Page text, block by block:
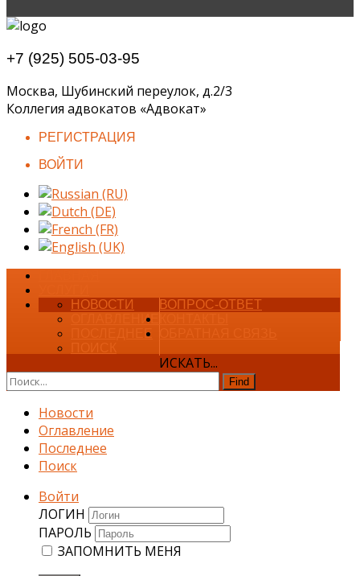
+7 (925) 505-03-95
Москва, Шубинский переулок, д.2/3
Коллегия адвокатов «Адвокат»
РЕГИСТРАЦИЯ
ВОЙТИ
ВОПРОС-ОТВЕТ
НОВОСТИ
ОГЛАВЛЕНИЕ
ПОСЛЕДНЕЕ
ИСКАТЬ...
Find
Новости
Оглавление
Последнее
Поиск
Войти
ЛОГИН
ПАРОЛЬ
ЗАПОМНИТЬ МЕНЯ